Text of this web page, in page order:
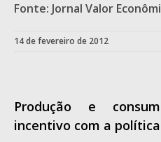
Fonte: Jornal Valor
14 de fevereiro de 2012
Produção e
incentivo com a